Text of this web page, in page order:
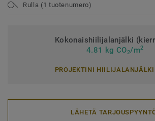
Rulla (1 tuotenumero)
Kokonaishiilijalanjälki
4.81 kg CO2/m2
PROJEKTINI HIILIJALANJÄLKI
LÄHETÄ